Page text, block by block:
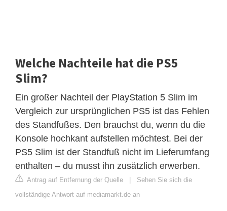
Welche Nachteile hat die PS5
Slim?
Ein großer Nachteil der PlayStation 5 Slim im
Vergleich zur ursprünglichen PS5 ist das Fehlen
des Standfußes. Den brauchst du, wenn du die
Konsole hochkant aufstellen möchtest. Bei der
PS5 Slim ist der Standfuß nicht im Lieferumfang
enthalten – du musst ihn zusätzlich erwerben.
Antrag auf Entfernung der Quelle | Sehen Sie sich die
vollständige Antwort auf mediamarkt.de an